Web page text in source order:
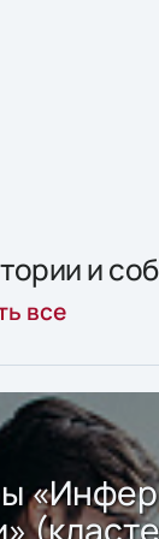
и
все